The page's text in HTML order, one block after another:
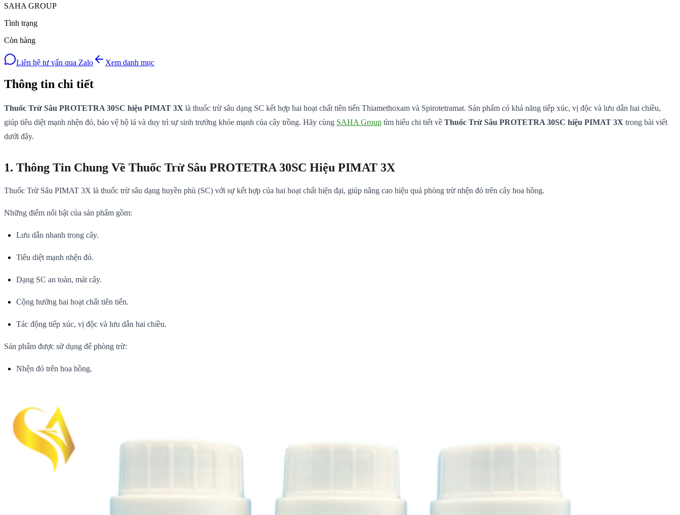
SAHA GROUP
Tình trạng
Còn hàng
Liên hệ tư vấn qua Zalo Xem danh mục
Thông tin chi tiết
Thuốc Trừ Sâu PROTETRA 30SC hiệu PIMAT 3X là thuốc trừ sâu dạng SC kết hợp hai hoạt chất tiên tiến Thiamethoxam và Spirotetramat. Sản phẩm có khả năng tiếp xúc, vị độc và lưu dẫn hai chiều,
giúp tiêu diệt mạnh nhện đỏ, bảo vệ bộ lá và duy trì sự sinh trưởng khỏe mạnh của cây trồng. Hãy cùng SAHA Group tìm hiểu chi tiết về Thuốc Trừ Sâu PROTETRA 30SC hiệu PIMAT 3X trong bài viết
dưới đây.
1. Thông Tin Chung Về Thuốc Trừ Sâu PROTETRA 30SC Hiệu PIMAT 3X
Thuốc Trừ Sâu PIMAT 3X là thuốc trừ sâu dạng huyền phù (SC) với sự kết hợp của hai hoạt chất hiện đại, giúp nâng cao hiệu quả phòng trừ nhện đỏ trên cây hoa hồng.
Những điểm nổi bật của sản phẩm gồm:
Lưu dẫn nhanh trong cây.
Tiêu diệt mạnh nhện đỏ.
Dạng SC an toàn, mát cây.
Cộng hưởng hai hoạt chất tiên tiến.
Tác động tiếp xúc, vị độc và lưu dẫn hai chiều.
Sản phẩm được sử dụng để phòng trừ:
Nhện đỏ trên hoa hồng.